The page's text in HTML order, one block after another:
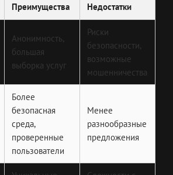
Преимущества Недостатки
Анонимность,
большая
выборка услуг
Риски
безопасности,
возможные
мошенничества
Более
безопасная
среда,
проверенные
пользователи
Менее
разнообразные
предложения